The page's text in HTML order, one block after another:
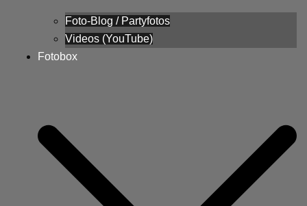
Foto-Blog / Partyfotos
Videos (YouTube)
Fotobox